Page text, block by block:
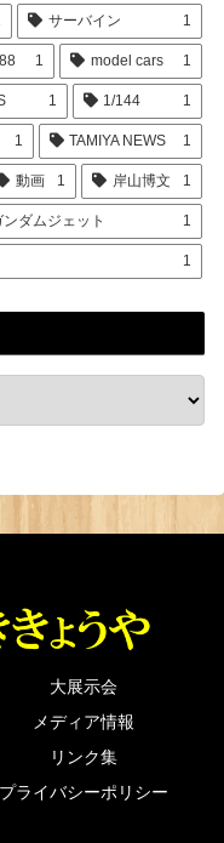
サーバイン 1
1 model cars 1
1 1/144 1
1 TAMIYA NEWS 1
動画 1 岸山博文 1
ダムジェット 1
1
大展示会
メディア情報
リンク集
プライバシーポリシー